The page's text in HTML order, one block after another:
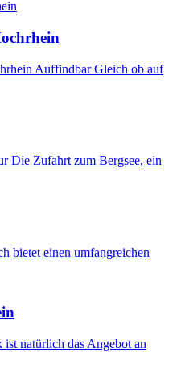
Auffindbar Gleich ob auf
Die Zufahrt zum Bergsee, ein
bietet einen umfangreichen
natürlich das Angebot an